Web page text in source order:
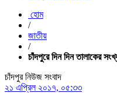
হোম
/
জাতীয়
/
চাঁদপুরে দিন দিন তালাকের
চাঁদপুর নিউজ সংবাদ
২১ এপ্রিল ২০১৭, ০৫:৩৩